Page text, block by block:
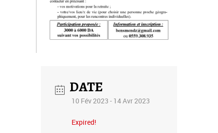
DATE
10 Fév 2023 - 14 Avr 2023
Expired!